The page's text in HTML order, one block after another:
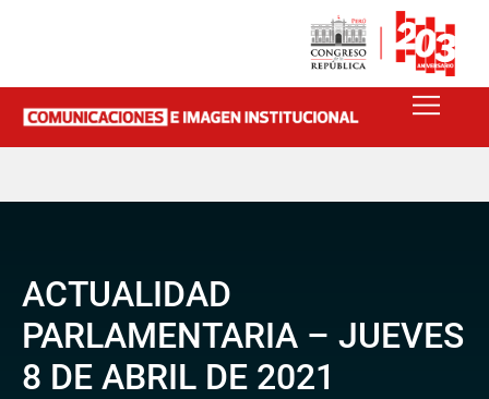
ACTUALIDAD
PARLAMENTARIA – JUEVES
8 DE ABRIL DE 2021